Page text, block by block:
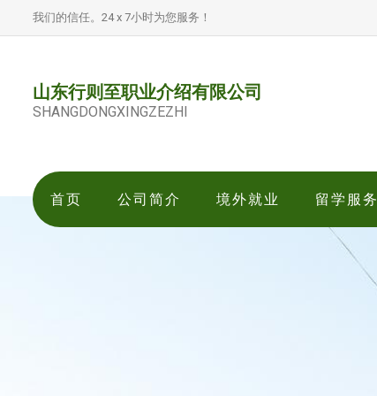
我们的信任。24 x 7小时为您服务！
山东行则至职业介绍有限公司
SHANGDONGXINGZEZHI
首页 公司简介 境外就业 留学服务